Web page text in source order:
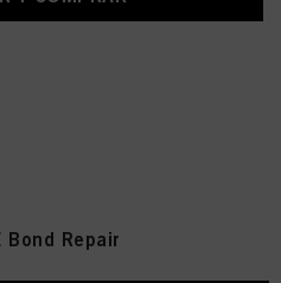
Bond Repair